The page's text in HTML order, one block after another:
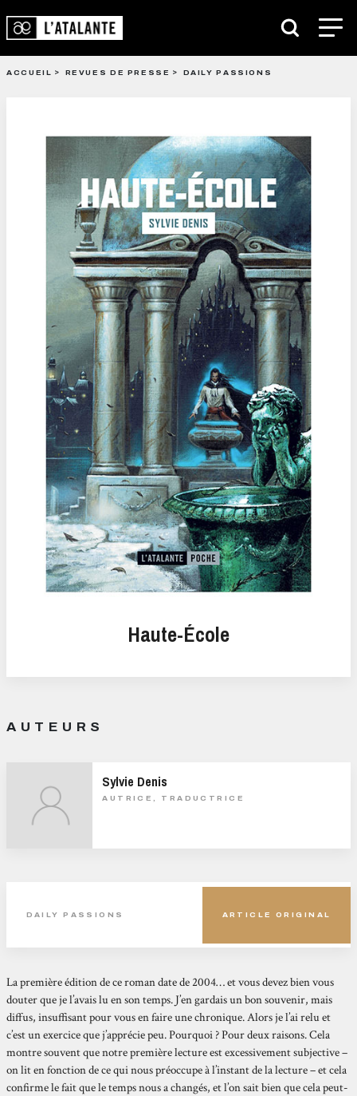
ACCUEIL REVUES DE PRESSE DAILY PASSIONS
Haute-École
AUTEURS
Sylvie Denis
AUTRICE, TRADUCTRICE
DAILY PASSIONS ARTICLE ORIGINAL
La première édition de ce roman date de 2004… et vous devez bien vous
douter que je l’avais lu en son temps. J’en gardais un bon souvenir, mais
diffus, insuffisant pour vous en faire une chronique. Alors je l’ai relu et
c’est un exercice que j’apprécie peu. Pourquoi ? Pour deux raisons. Cela
montre souvent que notre première lecture est excessivement subjective –
on lit en fonction de ce qui nous préoccupe à l’instant de la lecture – et cela
confirme le fait que le temps nous a changés, et l’on sait bien que cela peut-